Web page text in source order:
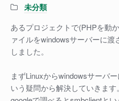
Categories:
未分類
あるプロジェクトで(PHPを動
ァイルをwindowsサーバーに
しました。
まずLinuxからwindowsサーバ
いう疑問から解決していきます。